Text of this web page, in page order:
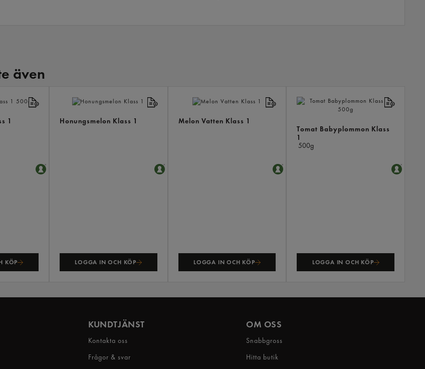
även
1
KÖP
Honungsmelon Klass 1
LOGGA IN OCH KÖP
Melon Vatten Klass 1
LOGGA IN OCH KÖP
Tomat Babyplommon Klass
1
500g
LOGGA IN OCH KÖP
KUNDTJÄNST
Kontakta oss
Frågor & svar
OM OSS
Snabbgross
Hitta butik